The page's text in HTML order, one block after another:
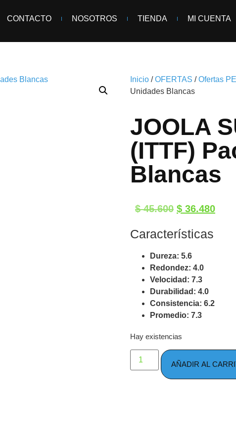
CONTACTO NOSOTROS TIENDA MI CUENTA
Inicio /OFERTAS /Ofertas
Unidades Blancas
JOOLA
(ITTF)
Blancas
$45.600 $ 36.480
Características
Dureza: 5.6
Redondez: 4.0
Velocidad: 7.3
Durabilidad: 4.0
Consistencia: 6.2
Promedio: 7.3
Hay existencias
AÑADIR AL